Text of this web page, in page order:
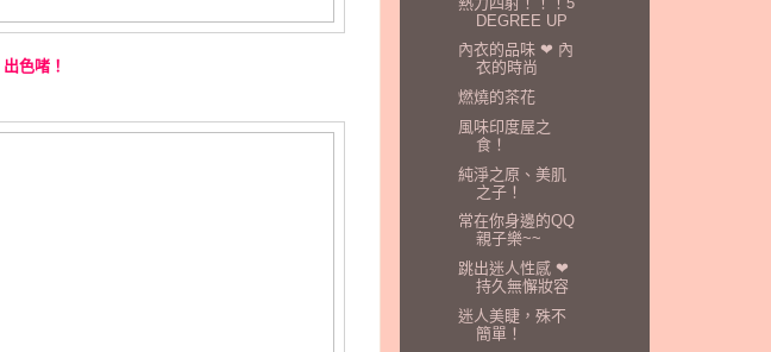
出色啫！
DEGREE UP
內衣的品味 ❤ 內
衣的時尚
燃燒的茶花
風味印度屋之
食！
純淨之原、美肌
之子！
常在你身邊的QQ
親子樂~~
跳出迷人性感 ❤
持久無懈妝容
迷人美睫，殊不
簡單！